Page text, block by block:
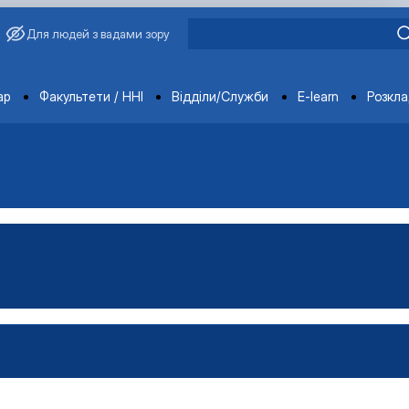
Для людей з вадами зору
Факультети / ННІ Відділи/Служби E-learn